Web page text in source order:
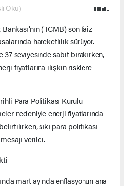
Oku)
(TCMB) son faiz
hareketlilik sürüyor.
seviyesinde sabit bırakırken,
fiyatlarına ilişkin risklere
Para Politikası Kurulu
nedeniyle enerji fiyatlarında
sıkı para politikası
verildi.
mart ayında enflasyonun ana